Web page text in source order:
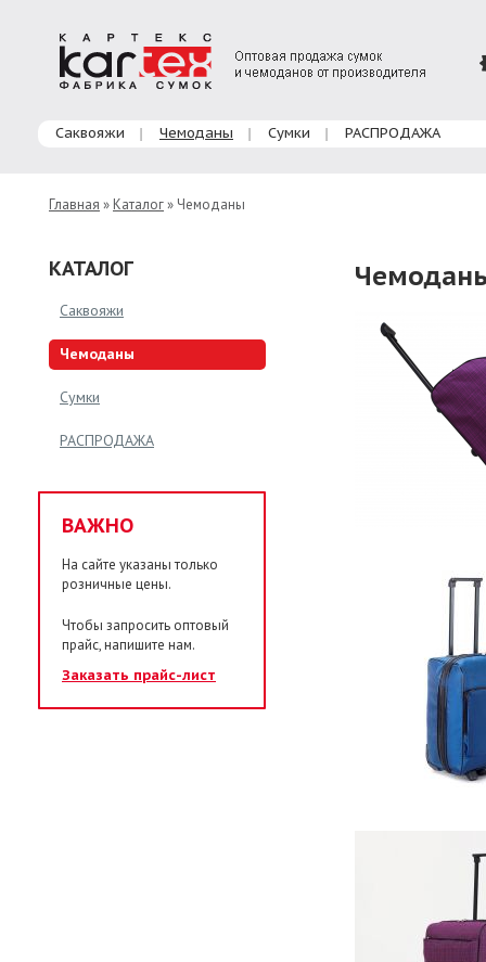
Главное меню
Саквояжи Чемоданы Сумки РАСПРОДАЖА
Главная » Каталог» Чемоданы
КАТАЛОГ
Саквояжи
Чемоданы
Сумки
РАСПРОДАЖА
ВАЖНО
На сайте указаны только
розничные цены.
Чтобы запросить оптовый
прайс, напишите нам.
Заказать прайс-лист